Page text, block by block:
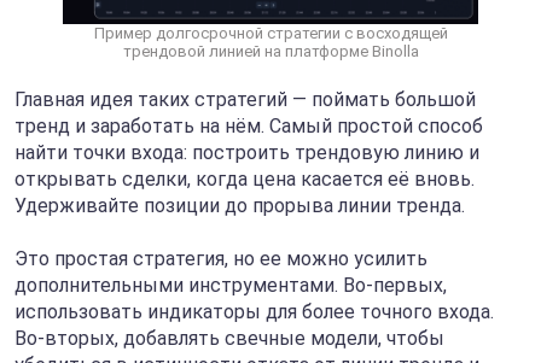
Пример долгосрочной стратегии с восходящей
трендовой линией на платформе Binolla
Главная идея таких стратегий — поймать большой
тренд и заработать на нём. Самый простой способ
найти точки входа: построить трендовую линию и
открывать сделки, когда цена касается её вновь.
Удерживайте позиции до прорыва линии тренда.
Это простая стратегия, но ее можно усилить
дополнительными инструментами. Во-первых,
использовать индикаторы для более точного входа.
Во-вторых, добавлять свечные модели, чтобы